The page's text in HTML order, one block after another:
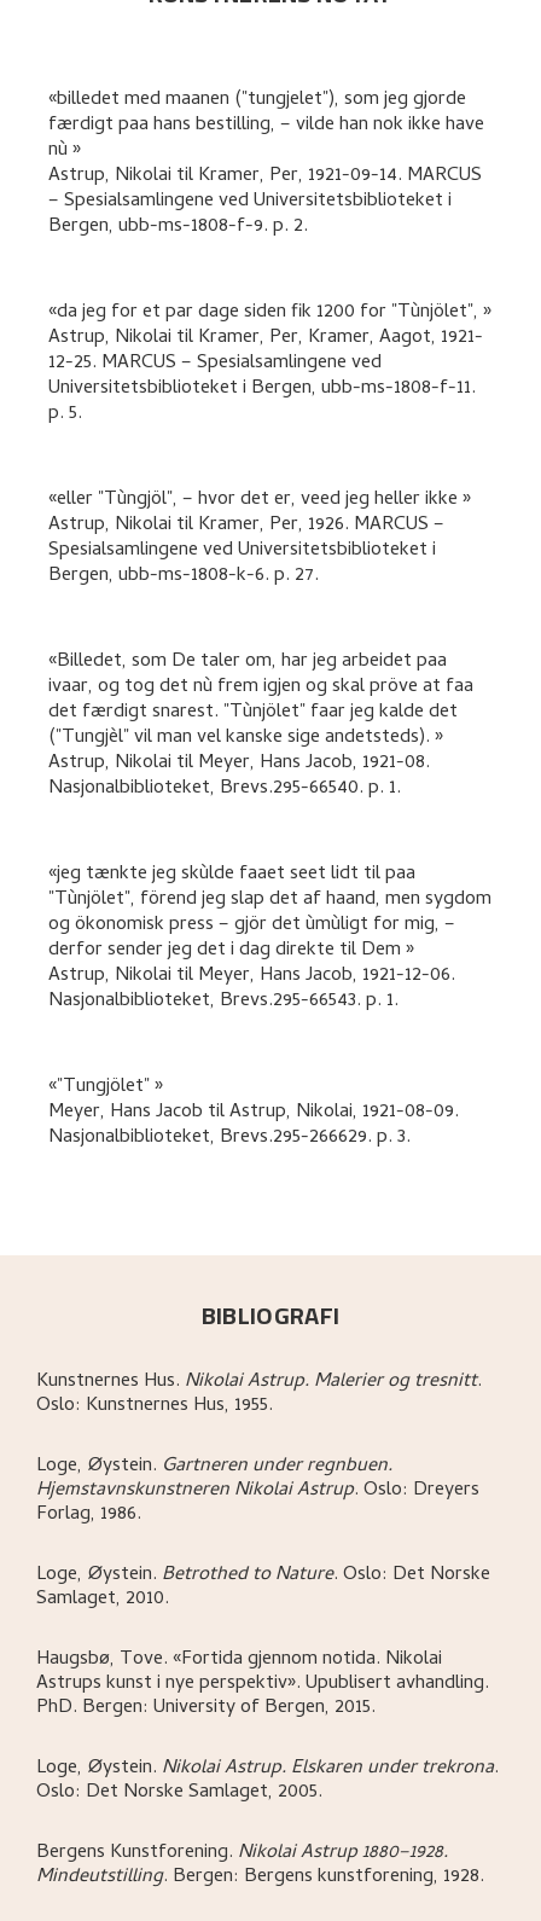
billedet med maanen ("tungjelet"), som jeg gjorde
færdigt paa hans bestilling, – vilde han nok ikke have
nù
Astrup, Nikolai tilKramer, Per, 1921-09-14. MARCUS
– Spesialsamlingene ved Universitetsbiblioteket i
Bergen, ubb-ms-1808-f-9.p. 2.
da jeg for et par dage siden fik 1200 for "Tùnjölet",
Astrup, Nikolai tilKramer, Per, Kramer, Aagot, 1921-
12-25. MARCUS – Spesialsamlingene ved
Universitetsbiblioteket i Bergen, ubb-ms-1808-f-11.
p. 5.
eller "Tùngjöl", – hvor det er, veed jeg heller ikke
Astrup, Nikolai tilKramer, Per, 1926. MARCUS –
Spesialsamlingene ved Universitetsbiblioteket i
Bergen, ubb-ms-1808-k-6.p. 27.
Billedet, som De taler om, har jeg arbeidet paa
ivaar, og tog det nù frem igjen og skal pröve at faa
det færdigt snarest. "Tùnjölet" faar jeg kalde det
("Tungjèl" vil man vel kanske sige andetsteds).
Astrup, Nikolai tilMeyer, Hans Jacob, 1921-08.
Nasjonalbiblioteket, Brevs.295-66540.p. 1.
jeg tænkte jeg skùlde faaet seet lidt til paa
"Tùnjölet", förend jeg slap det af haand, men sygdom
og ökonomisk press – gjör det ùmùligt for mig, –
derfor sender jeg det i dag direkte til Dem
Astrup, Nikolai tilMeyer, Hans Jacob, 1921-12-06.
Nasjonalbiblioteket, Brevs.295-66543.p. 1.
"Tungjölet"
Meyer, Hans Jacob tilAstrup, Nikolai, 1921-08-09.
Nasjonalbiblioteket, Brevs.295-266629.p. 3.
BIBLIOGRAFI
Kunstnernes Hus. Nikolai Astrup. Malerier og tresnitt.
Oslo: Kunstnernes Hus, 1955.
Loge, Øystein. Gartneren under regnbuen.
Hjemstavnskunstneren Nikolai Astrup.Oslo: Dreyers
Forlag, 1986.
Loge, Øystein. Betrothed to Nature.Oslo: Det Norske
Samlaget, 2010.
Haugsbø, Tove.«Fortida gjennom notida. Nikolai
Astrups kunst i nye perspektiv».Upublisert avhandling.
PhD. Bergen: University of Bergen, 2015.
Loge, Øystein. Nikolai Astrup. Elskaren under trekrona.
Oslo: Det Norske Samlaget, 2005.
Bergens Kunstforening. Nikolai Astrup 1880–1928.
Mindeutstilling. Bergen: Bergens kunstforening, 1928.